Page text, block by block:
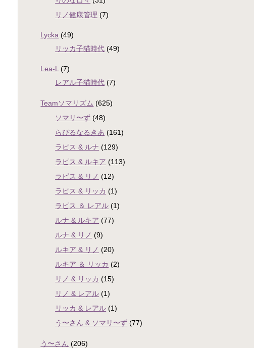
リノ健康管理 (7)
Lycka (49)
リッカ子猫時代 (49)
Lea-L(7)
レアル子猫時代 (7)
Teamソマリズム (625)
ソマリ〜ず (48)
らぴるなるきあ (161)
ラピス & ルナ (129)
ラピス & ルキア (113)
ラピス & リノ (12)
ラピス & リッカ (1)
ラピス ＆ レアル (1)
ルナ & ルキア (77)
ルナ & リノ (9)
ルキア & リノ (20)
ルキア ＆ リッカ (2)
リノ & リッカ (15)
リノ & レアル (1)
リッカ & レアル (1)
う〜さん & ソマリ〜ず (77)
う〜さん (206)